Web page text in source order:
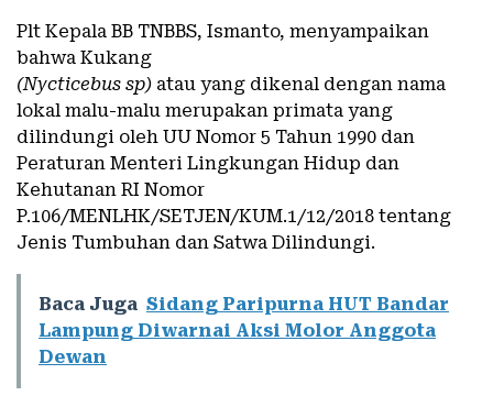
Plt Kepala BB TNBBS, Ismanto, menyampaikan
bahwa Kukang
(Nycticebus sp) atau yang dikenal dengan nama
lokal malu-malu merupakan primata yang
dilindungi oleh UU Nomor 5 Tahun 1990 dan
Peraturan Menteri Lingkungan Hidup dan
Kehutanan RI Nomor
P.106/MENLHK/SETJEN/KUM.1/12/2018 tentang
Jenis Tumbuhan dan Satwa Dilindungi.
Baca Juga Sidang Paripurna HUT Bandar
Lampung Diwarnai Aksi Molor Anggota
Dewan